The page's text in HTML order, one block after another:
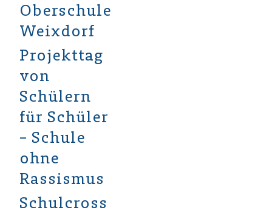
Oberschule
Weixdorf
Projekttag
von
Schülern
für Schüler
– Schule
ohne
Rassismus
Schulcross